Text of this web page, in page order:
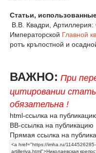
Статьи,
В.В. Квадри, Артиллерия:
Императорской Главной
ротъ кръпостной и
ВАЖНО: При
цитировании
обязательна !
html-ссылка на
BB-ссылка на публикацию
Прямая ссылка на